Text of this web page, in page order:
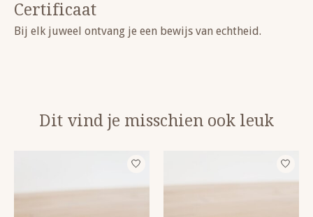
Certificaat
Bij elk juweel ontvang je een bewijs van echtheid.
Dit vind je misschien ook leuk
Items van productcarrousel